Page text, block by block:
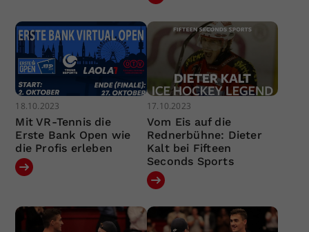
18.10.2023
Mit VR-Tennis die
Erste Bank Open wie
die Profis erleben
17.10.2023
Vom Eis auf die
Rednerbühne: Dieter
Kalt bei Fifteen
Seconds Sports